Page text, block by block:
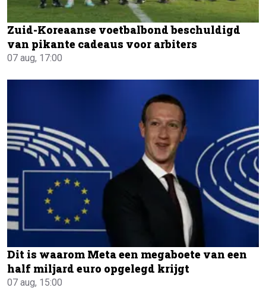
Zuid-Koreaanse voetbalbond beschuldigd
van pikante cadeaus voor arbiters
07 aug, 17:00
Dit is waarom Meta een megaboete van een
half miljard euro opgelegd krijgt
07 aug, 15:00